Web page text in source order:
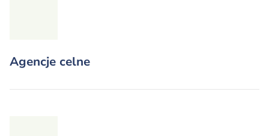
Agencje celne